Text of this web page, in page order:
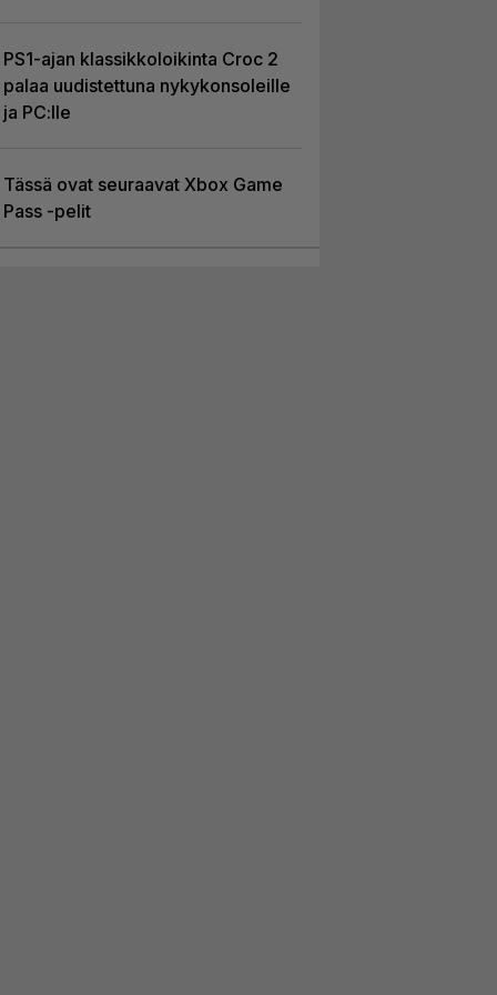
PS1-ajan klassikkoloikinta Croc 2
palaa uudistettuna nykykonsoleille
ja PC:lle
Tässä ovat seuraavat Xbox Game
Pass -pelit